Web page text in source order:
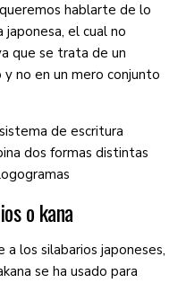
hablarte de lo
el cual no
que se trata de un
no en un mero conjunto
de escritura
dos formas distintas
o kana
los silabarios japoneses,
se ha usado para